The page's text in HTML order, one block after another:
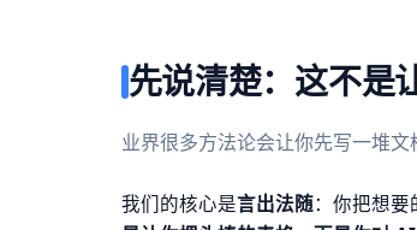
先说清楚：这不是
业界很多方法论会让你先写一堆
我们的核心是言出法随：你把想要